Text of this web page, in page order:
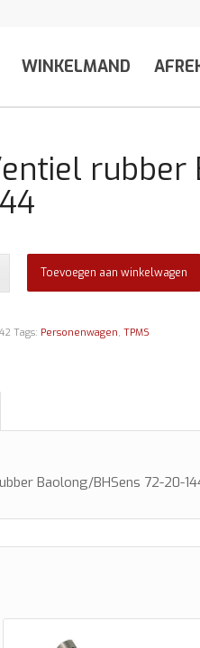
WINKELMAND
rubber
Toevoegen aan winkelwagen
Tags: Personenwagen,TPMS
Baolong/BHSens 72-20-